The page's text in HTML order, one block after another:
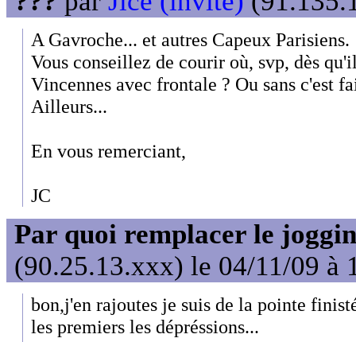
A Gavroche... et autres Capeux Parisiens.
Vous conseillez de courir où, svp, dès
Vincennes avec frontale ? Ou sans c'est
Ailleurs...
En vous remerciant,
JC
Par quoi remplacer le
(90.25.13.xxx) le 04/11/09 à
bon,j'en rajoutes je suis de la pointe
les premiers les dépréssions...